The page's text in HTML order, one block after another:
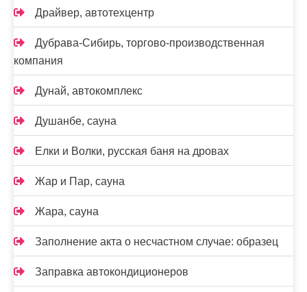
Драйвер, автотехцентр
Дубрава-Сибирь, торгово-производственная
компания
Дунай, автокомплекс
Душанбе, сауна
Елки и Волки, русская баня на дровах
Жар и Пар, сауна
Жара, сауна
Заполнение акта о несчастном случае: образец
Заправка автокондиционеров